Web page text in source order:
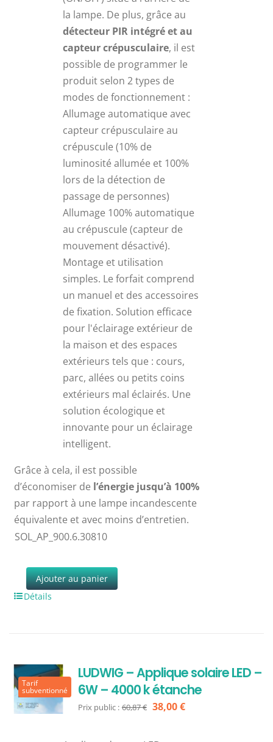
la lampe. De plus, grâce au
détecteur PIR intégré et au
capteur crépusculaire, il est
possible de programmer le
produit selon 2 types de
modes de fonctionnement :
Allumage automatique avec
capteur crépusculaire au
crépuscule (10% de
luminosité allumée et 100%
lors de la détection de
passage de personnes)
Allumage 100% automatique
au crépuscule (capteur de
mouvement désactivé).
Montage et utilisation
simples. Le forfait comprend
un manuel et des accessoires
de fixation. Solution efficace
pour l'éclairage extérieur de
la maison et des espaces
extérieurs tels que : cours,
parc, allées ou petits coins
extérieurs mal éclairés. Une
solution écologique et
innovante pour un éclairage
intelligent.
Grâce à cela, il est possible
d’économiser de l’énergie jusqu’à 100%
par rapport à une lampe incandescente
équivalente et avec moins d’entretien.
SOL_AP_900.6.30810
Ajouter au panier
Détails
Tarif
subventionné
LUDWIG – Applique solaire LED –
6W – 4000 k étanche
Prix public : 60,87€ Le
initial
38,00€Le